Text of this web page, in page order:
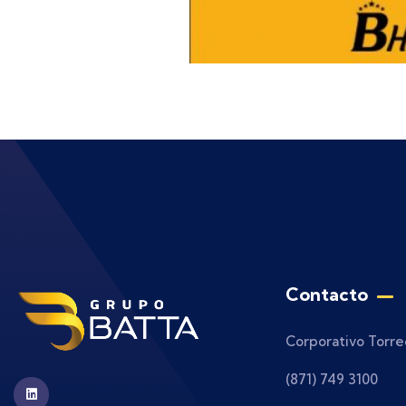
Contacto
Corporativo
(871) 749 3100